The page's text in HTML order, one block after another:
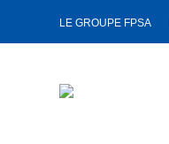
LE GROUPE FPSA